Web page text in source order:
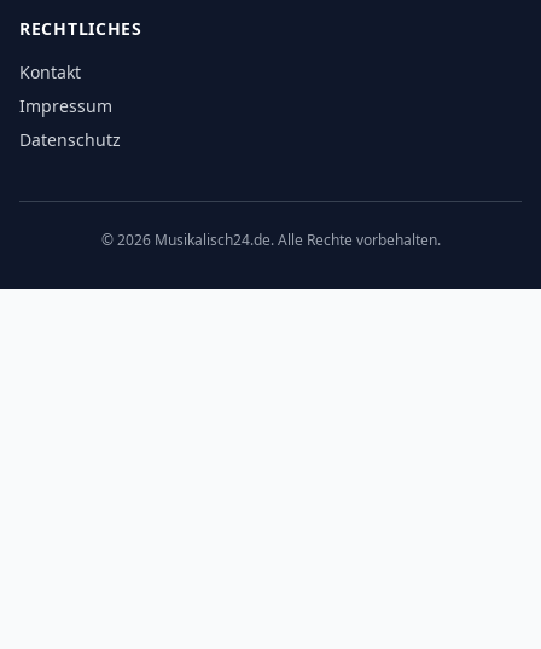
RECHTLICHES
Kontakt
Impressum
Datenschutz
©2026Musikalisch24.de. Alle Rechte vorbehalten.